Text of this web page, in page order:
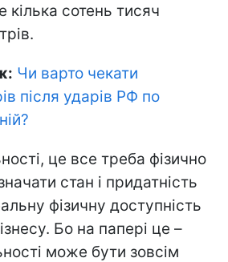
кілька сотень тисяч
Чи варто чекати
після ударів РФ по
?
це все треба фізично
стан і придатність
фізичну доступність
Бо на папері це –
може бути зовсім